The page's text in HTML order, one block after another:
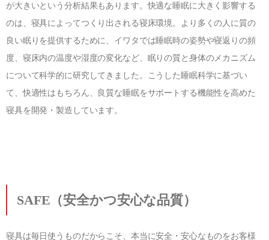
が大きいという分析結果もあります。快適な睡眠に大きく影響する
のは、寝具によってつくり出される寝床環境。より多くの人に質の
良い眠りを提供するために、イワタでは睡眠時の姿勢や寝返りの頻
度、寝床内の温度や湿度の変化など、眠りの質と身体のメカニズム
について科学的に研究してきました。こうした睡眠科学に基づい
て、快適性はもちろん、良質な睡眠をサポートする機能性を高めた
寝具を開発・製造しています。
SAFE （安全かつ安心な品質）
寝具は毎日使うものだからこそ、本当に安全・安心なものをお客様